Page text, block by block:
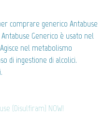
comprare generico Antabuse
Generico è usato nel
nel metabolismo
di ingestione di alcolici.
(Disulfiram) NOW!